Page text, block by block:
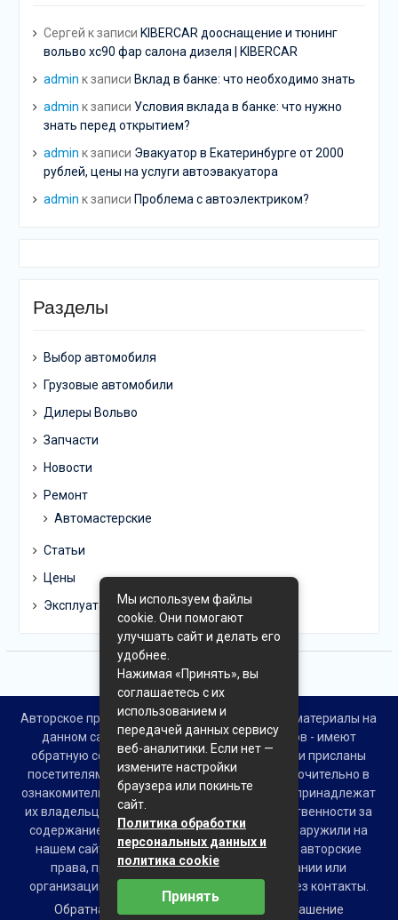
Сергей к записи KIBERCAR дооснащение и тюнинг
вольво хс90 фар салона дизеля | KIBERCAR
admin к записи Вклад в банке: что необходимо знать
admin к записи Условия вклада в банке: что нужно
знать перед открытием?
admin к записи Эвакуатор в Екатеринбурге от 2000
рублей, цены на услуги автоэвакуатора
admin к записи Проблема с автоэлектриком?
Разделы
Выбор автомобиля
Грузовые автомобили
Дилеры Вольво
Запчасти
Новости
Ремонт
Автомастерские
Статьи
Цены
Эксплуатация
Авторское право © Все права защищены. Все материалы на
данном сайте взяты из открытых источников - имеют
обратную ссылку на материал в интернете или присланы
посетителями сайта и предоставляются исключительно в
ознакомительных целях. Права на материалы принадлежат
их владельцам. Администрация сайта ответственности за
содержание материала не несет. Если Вы обнаружили на
нашем сайте материалы, которые нарушают авторские
права, принадлежащие Вам, Вашей компании или
организации, пожалуйста, сообщите нам через контакты.
Обратная связь
Пользовательское соглашение
Мы используем файлы
cookie. Они помогают
улучшать сайт и делать его
удобнее.
Нажимая «Принять», вы
соглашаетесь с их
использованием и
передачей данных сервису
веб-аналитики. Если нет —
измените настройки
браузера или покиньте
сайт.
Политика обработки
персональных данных и
политика cookie
Принять